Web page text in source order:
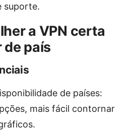
suporte.
a VPN certa
de país
de países:
mais fácil contornar